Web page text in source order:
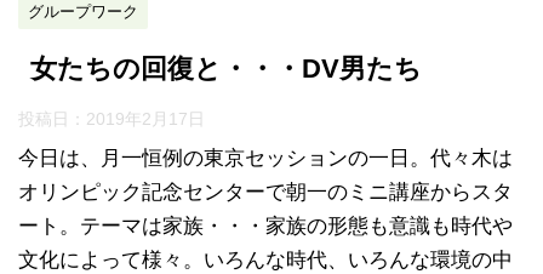
グループワーク
女たちの回復と・・・DV男たち
投稿日： 2019年2月17日
今日は、月一恒例の東京セッションの一日。代々木は
オリンピック記念センターで朝一のミニ講座からスタ
ート。テーマは家族・・・家族の形態も意識も時代や
文化によって様々。いろんな時代、いろんな環境の中